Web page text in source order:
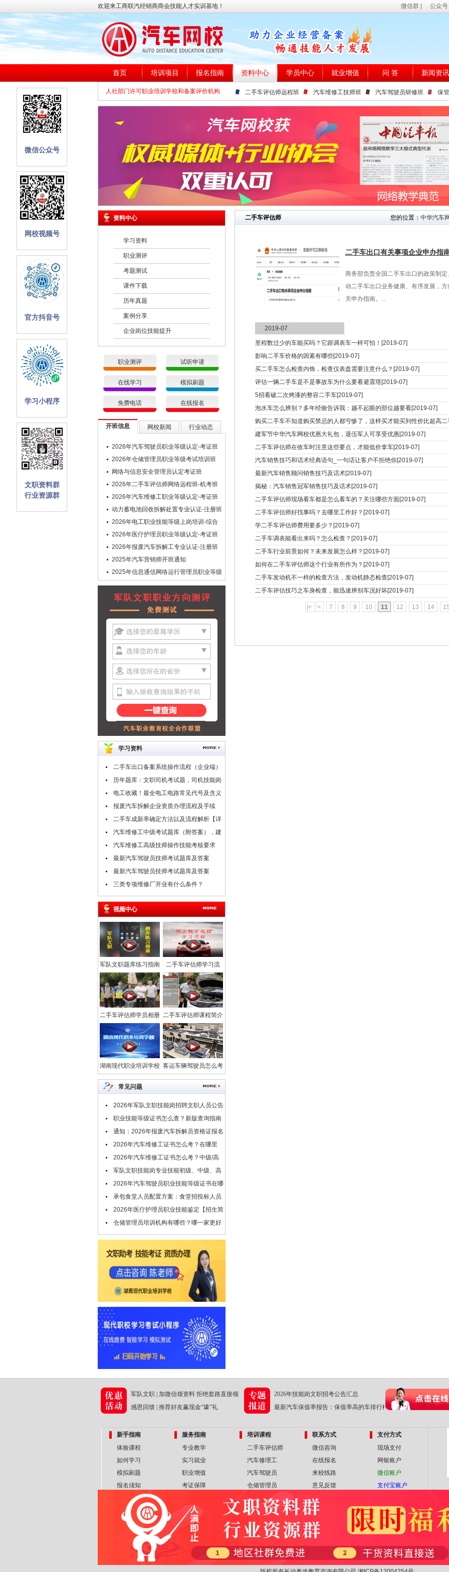
欢迎来工商联汽经销商商会技能人才实训基地！ 微信群| 公众号|
首页 培训项目 报名指南 资料中心 学员中心 就业增值 问 答 新闻资讯
人社部门许可职业培训学校和备案评价机构 二手车评估师远程班 汽车维修工技师班 汽车驾驶员研修班 保
资料中心
学习资料
职业测评
考题测试
课件下载
历年真题
案例分享
企业岗位技能提升
职业测评 试听申请
在线学习 模拟刷题
免费电话 在线报名
开班信息 网校新闻 行业动态
2026年汽车驾驶员职业等级认定-考证班
2026年仓储管理员职业等级考试培训班
网络与信息安全管理员认定考证班
2026年二手车评估师网络远程班-机考班
2026年汽车维修工职业等级认定-考证班
动力蓄电池回收拆解处置专业认证-注册班
2026年电工职业技能等级上岗培训-综合
班
2026年医疗护理员职业等级认定-考证班
2026年报废汽车拆解工专业认证-注册班
2025年汽车营销师开班通知
2025年信息通信网络运行管理员职业等级
认定-考证班
学习资料
二手车出口备案系统操作流程（企业端）
历年题库：文职司机考试题，司机技能岗
专业知识考试题库
电工收藏！最全电工电路常见代号及含义
报废汽车拆解企业资质办理流程及手续
二手车成新率确定方法以及流程解析【详
解】
汽车维修工中级考试题库（附答案），建
议收藏！
汽车维修工高级技师操作技能考核要求
（附职业技能鉴定考试题库）
最新汽车驾驶员技师考试题库及答案
（二）
最新汽车驾驶员技师考试题库及答案
（一）
三类专项维修厂开业有什么条件？
视频中心
军队文职题库练习指南
二手车评估师学习流
程-汽车网校
二手车评估师学员相册
_中华汽车网校
二手车评估师课程简介
_中华汽车网校
湖南现代职业培训学校 客运车辆驾驶员怎么考
常见问题
2026年军队文职技能岗招聘文职人员公告
汇总
职业技能等级证书怎么查？新版查询指南
请查收！
通知：2026年报废汽车拆解员资格证报名
条件及时间公布
2026年汽车维修工证书怎么考？在哪里
考？
2026年汽车维修工证书怎么考？中级/高
级/技师/高级技师证，考试申报中！
军队文职技能岗专业技能初级、中级、高
级指什么？
2026年汽车驾驶员职业技能等级证书在哪
里考？报考条件是什么
承包食堂人员配置方案：食堂招投标人员
配置要哪些技能证书
2026年医疗护理员职业技能鉴定【招生简
章】
仓储管理员培训机构有哪些？哪一家更好
点？
您的位置： 中华汽车
二手车评估师
二手车出口有关事项企业申办指
商务部负责全国二手车出口的政策制
动二手车出口业务健康、有序发展，
关申办指南。...
2019-07
里程数过少的车能买吗？它跟调表车一样可怕！[2019-07]
影响二手车价格的因素有哪些[2019-07]
买二手车怎么检查内饰，检查仪表盘需要注意什么？[2019-07]
评估一辆二手车是不是事故车为什么要看避震塔[2019-07]
5招看破二次烤漆的整容二手车[2019-07]
泡水车怎么辨别？多年经验告诉我：越不起眼的部位越要看[2019-07]
购买二手车不知道购买禁忌的人都亏惨了，这样买才能买到性价比超高
建军节中华汽车网校优惠大礼包，退伍军人可享受优惠[2019-07]
二手车评估师在收车时注意这些要点，才能低价拿车[2019-07]
汽车销售技巧和话术经典语句_一句话让客户不拒绝你[2019-07]
最新汽车销售顾问销售技巧及话术[2019-07]
揭秘：汽车销售冠军销售技巧及话术[2019-07]
二手车评估师现场看车都是怎么看车的？关注哪些方面[2019-07]
二手车评估师好找事吗？去哪里工作好？[2019-07]
学二手车评估师费用要多少？[2019-07]
二手车调表能看出来吗？怎么检查？[2019-07]
二手车行业前景如何？未来发展怎么样？[2019-07]
如何在二手车评估师这个行业有所作为？[2019-07]
二手车发动机不一样的检查方法，发动机静态检查[2019-07]
二手车评估技巧之车身检查，能迅速辨别车况好坏[2019-07]
|< < 7 8 9 10 11 12 13 14 15
军队文职 | 加微信领资料 拒绝套路直接领
感恩回馈 | 推荐好友赢现金“壕”礼
2026年技能岗文职招考公告汇总
最新汽车保值率报告：保值率高的车排行榜
新手指南
体验课程
如何学习
模拟刷题
报名须知
服务指南
专业教学
实习就业
职业增值
考证保障
培训课程
二手车评估师
汽车修理工
汽车驾驶员
仓储管理员
联系方式
微信咨询
在线报名
来校线路
意见反馈
支付方式
现场支付
网银账户
微信账户
支付宝账户
微信公众号
网校视频号
官方抖音号
学习小程序
文职资料群
行业资源群